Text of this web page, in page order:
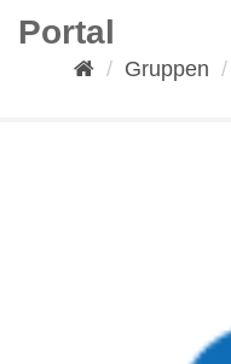
Portal
Gruppen